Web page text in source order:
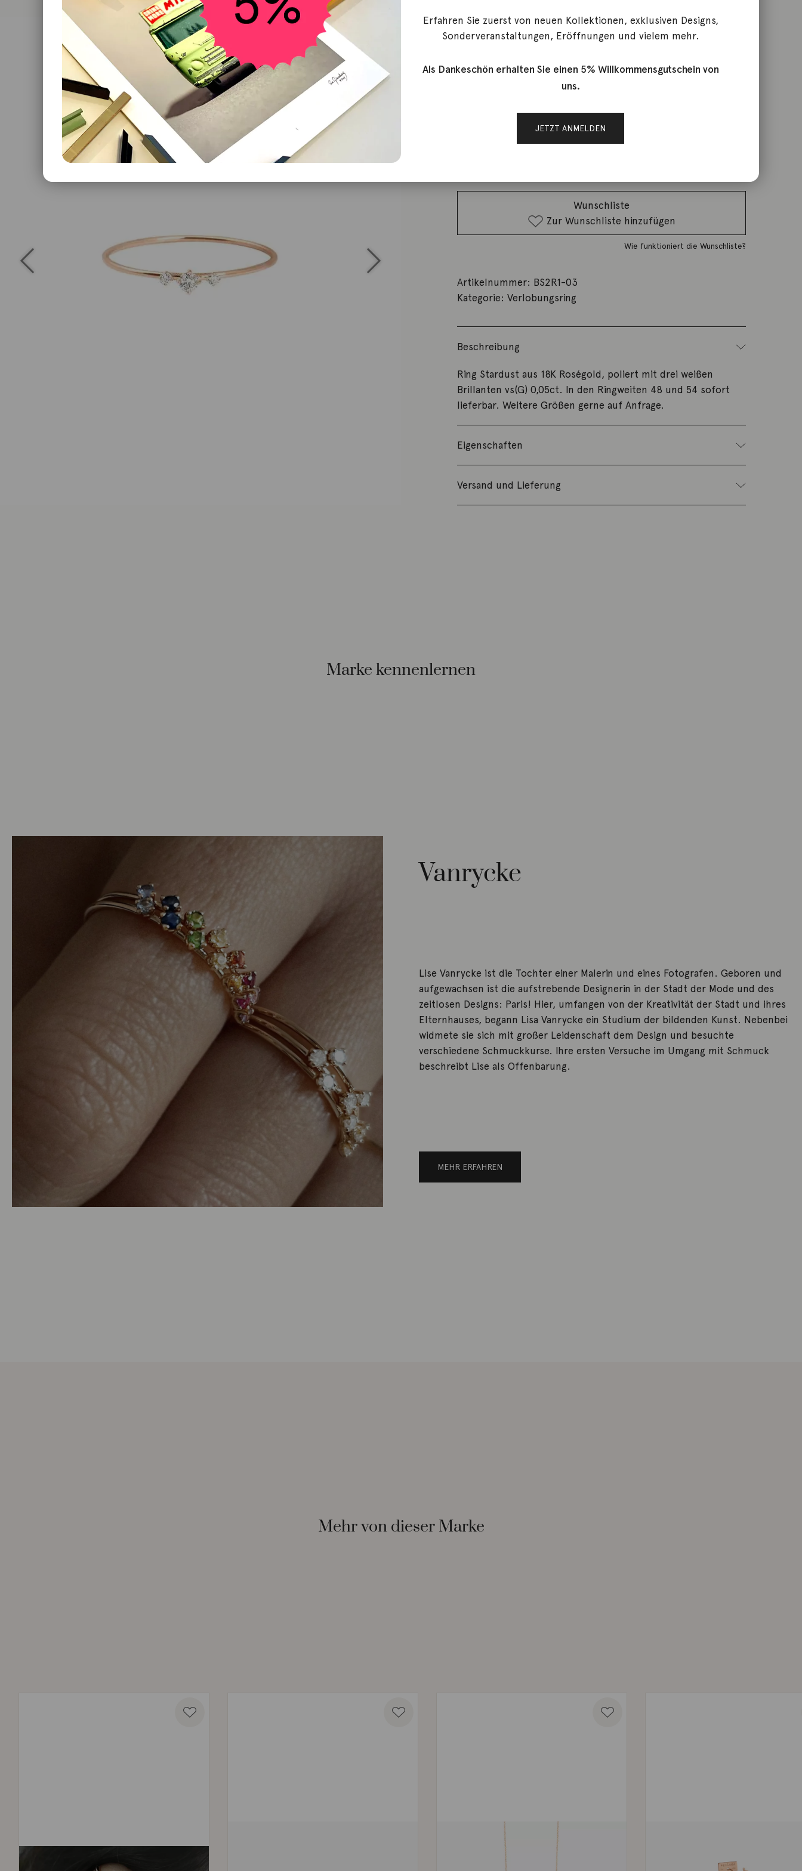
vanrycke
Ring Stardust 18K Roségold 3 Brillanten
Roségold 3
Wunschliste
Zur Wunschliste hinzufügen
Wie funktioniert die Wunschliste?
Artikelnummer: BS2R1-03
Kategorie:Verlobungsring
Beschreibung
Ring Stardust aus 18K Roségold, poliert mit drei weißen
Brillanten vs(G) 0,05ct. In den Ringweiten 48 und 54 sofort
lieferbar. Weitere Größen gerne auf Anfrage.
Eigenschaften
Versand und Lieferung
Marke kennenlernen
Vanrycke
Lise Vanrycke ist die Tochter einer Malerin und eines Fotografen. Geboren und
aufgewachsen ist die aufstrebende Designerin in der Stadt der Mode und des
zeitlosen Designs: Paris! Hier, umfangen von der Kreativität der Stadt und ihres
Elternhauses, begann Lisa Vanrycke ein Studium der bildenden Kunst. Nebenbei
widmete sie sich mit großer Leidenschaft dem Design und besuchte
verschiedene Schmuckkurse. Ihre ersten Versuche im Umgang mit Schmuck
beschreibt Lise als Offenbarung.
MEHR ERFAHREN
Mehr von dieser Marke
Erfahren Sie zuerst von neuen Kollektionen, exklusiven Designs,
Sonderveranstaltungen, Eröffnungen und vielem mehr.
Als Dankeschön erhalten Sie einen 5% Willkommensgutschein von
uns.
JETZT ANMELDEN